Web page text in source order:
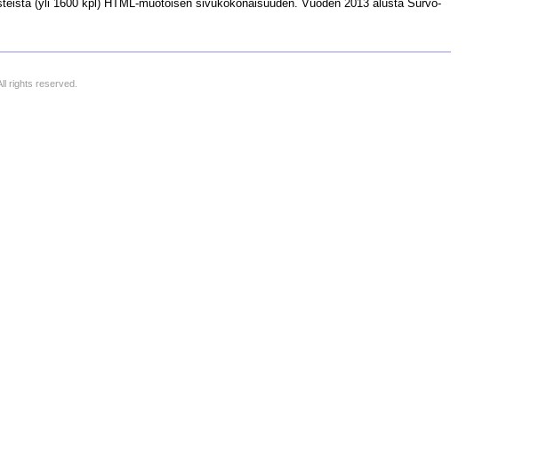
(yli 1600 kpl) HTML-muotoisen sivukokonaisuuden. Vuoden 2013 alusta Survo-
rights reserved.